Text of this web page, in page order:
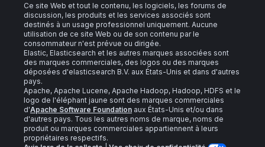
Ce site Web et tout le contenu, les logiciels, les forums de
discussion, les produits et les services associés sont
destinés à un usage professionnel uniquement. Aucune
utilisation de ce site Web ou de son contenu par le
consommateur n'est prévue ou dirigée.
Elastic, Elasticsearch et les autres marques associées sont
des marques commerciales, des logos ou des marques
déposées d'elasticsearch B.V. aux États-Unis et dans d'autres
pays.
Apache, Apache Lucene, Apache Hadoop, Hadoop, HDFS et le
logo de l'éléphant jaune sont des marques commerciales
d'Apache Software Foundation aux États-Unis et/ou dans
d'autres pays. Tous les autres noms de marque, noms de
produit ou marques commerciales appartiennent à leurs
propriétaires respectifs.